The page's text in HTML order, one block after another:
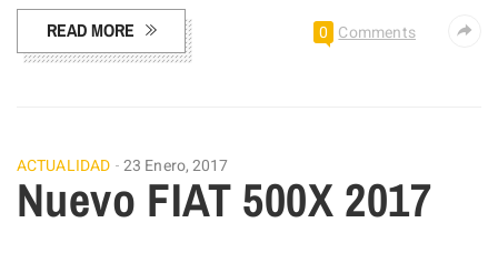
READ MORE 0 Comments
ACTUALIDAD 23 Enero, 2017
Nuevo FIAT 500X 2017